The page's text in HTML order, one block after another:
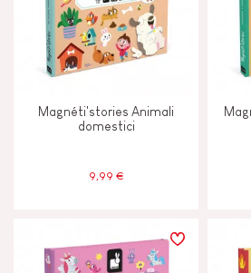
Magnéti'stories Animali
domestici
9,99 €